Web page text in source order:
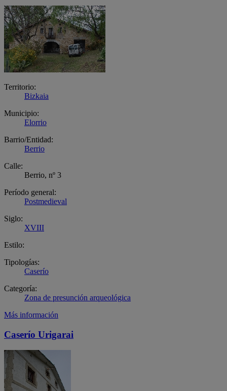
Territorio:
Bizkaia
Municipio:
Elorrio
Barrio/Entidad:
Berrio
Calle:
Berrio, nº 3
Período general:
Postmedieval
Siglo:
XVIII
Estilo:
Tipologías:
Caserío
Categoría:
Zona de presunción arqueológica
Más información
Caserío Urigarai